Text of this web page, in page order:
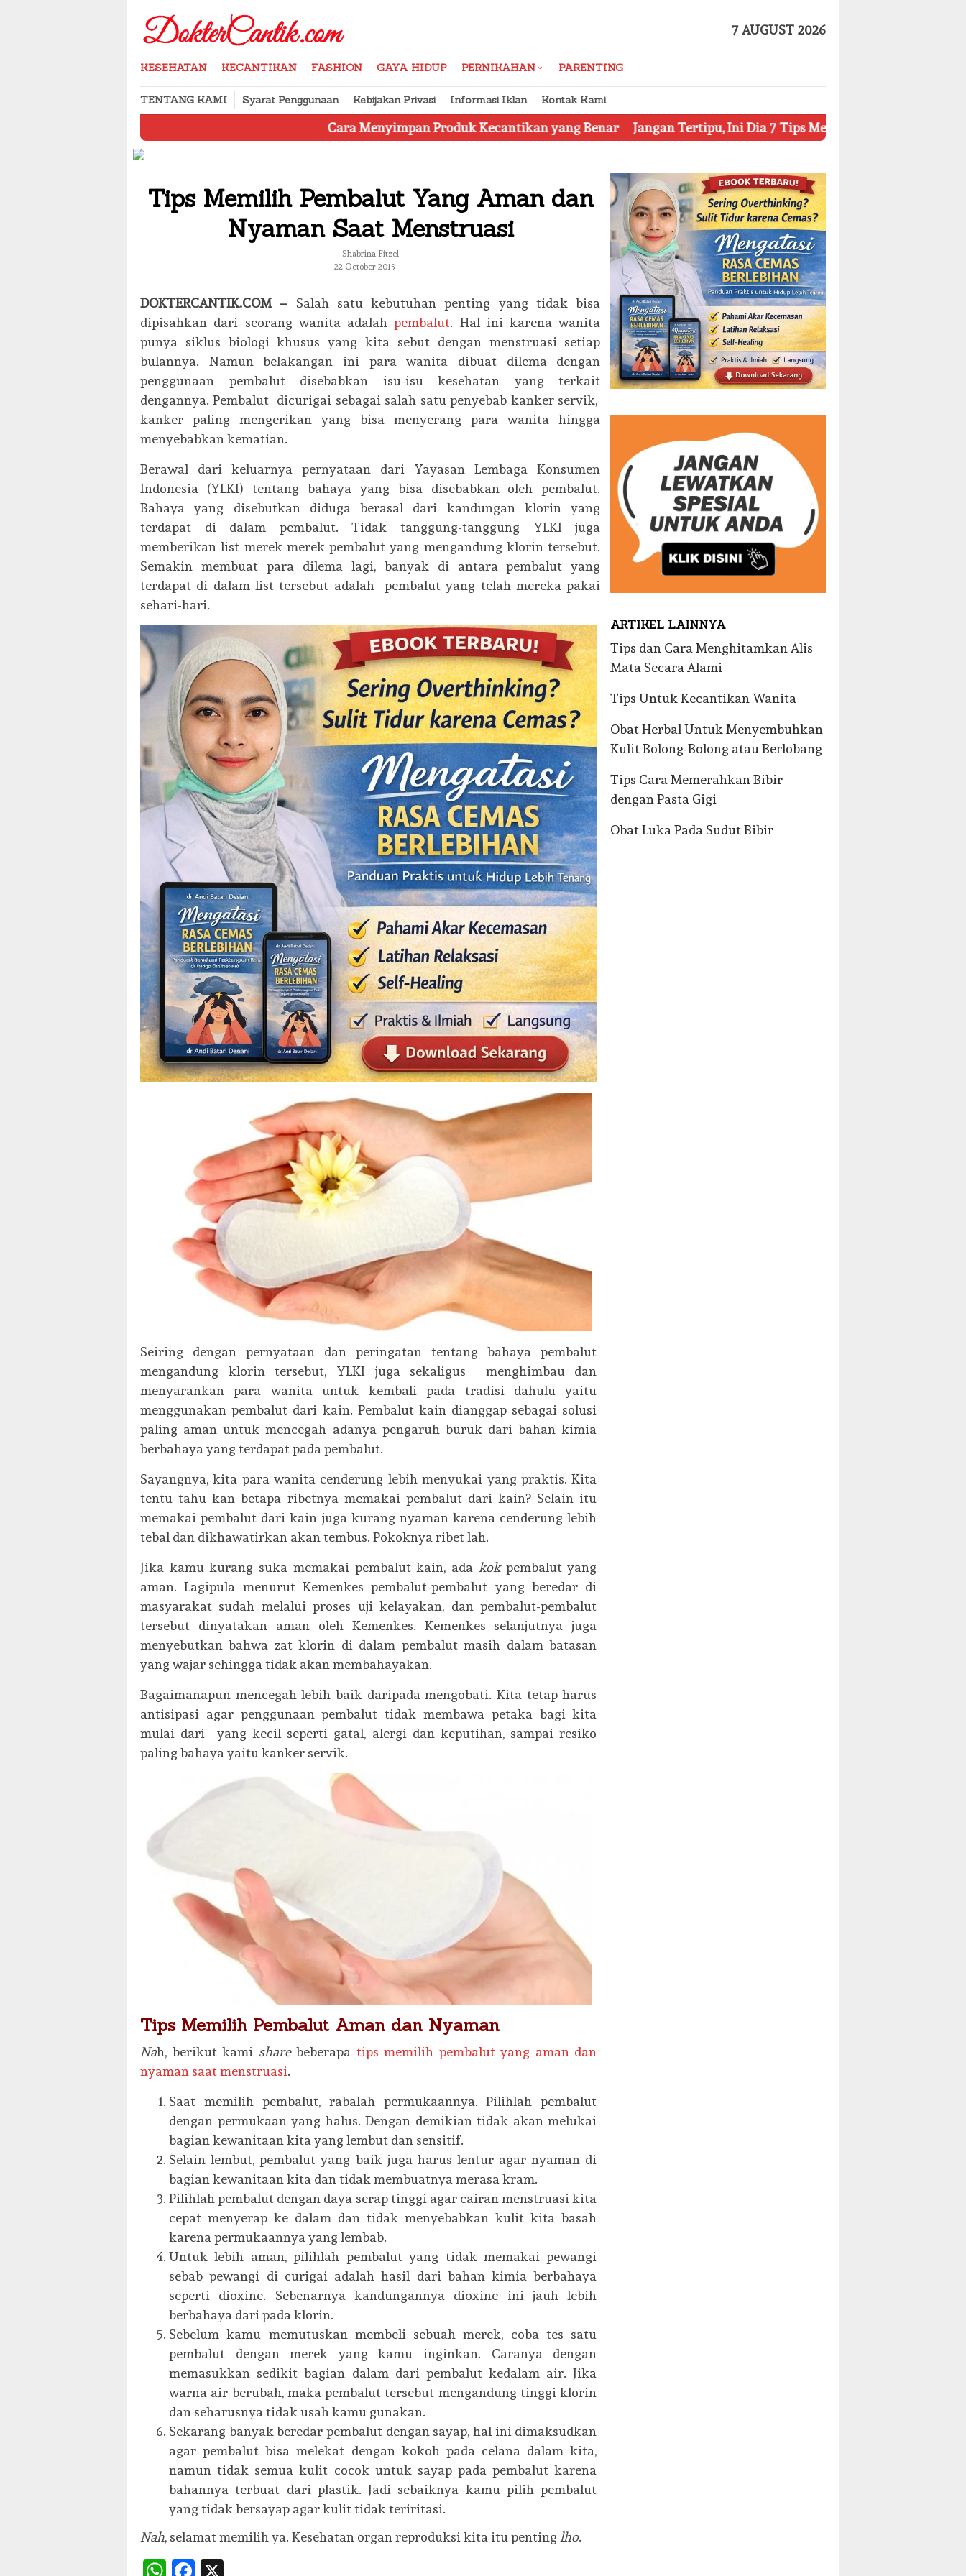
content
7 AUGUST 2026
KESEHATAN KECANTIKAN FASHION GAYA HIDUP PERNIKAHAN PARENTING
TENTANG KAMI Syarat Penggunaan Kebijakan Privasi Informasi Iklan Kontak Kami
Cara Menyimpan Produk Kecantikan yang Benar Jangan Tertipu, Ini Dia 7 Tips Mengetahui Kosmetik Palsu
Tips Memilih Pembalut Yang Aman dan
Nyaman Saat Menstruasi
Shabrina Fitzel
22 October 2015
DOKTERCANTIK.COM – Salah satu kebutuhan penting yang tidak bisa
dipisahkan dari seorang wanita adalahpembalut. Hal ini karena wanita
punya siklus biologi khusus yang kita sebut dengan menstruasi setiap
bulannya. Namun belakangan ini para wanita dibuat dilema dengan
penggunaan pembalut disebabkan isu-isu kesehatan yang terkait
dengannya. Pembalut dicurigai sebagai salah satu penyebab kanker servik,
kanker paling mengerikan yang bisa menyerang para wanita hingga
menyebabkan kematian.
Berawal dari keluarnya pernyataan dari Yayasan Lembaga Konsumen
Indonesia (YLKI) tentang bahaya yang bisa disebabkan oleh pembalut.
Bahaya yang disebutkan diduga berasal dari kandungan klorin yang
terdapat di dalam pembalut. Tidak tanggung-tanggung YLKI juga
memberikan list merek-merek pembalut yang mengandung klorin tersebut.
Semakin membuat para dilema lagi, banyak di antara pembalut yang
terdapat di dalam list tersebut adalah pembalut yang telah mereka pakai
sehari-hari.
Seiring dengan pernyataan dan peringatan tentang bahaya pembalut
mengandung klorin tersebut, YLKI juga sekaligus menghimbau dan
menyarankan para wanita untuk kembali pada tradisi dahulu yaitu
menggunakan pembalut dari kain. Pembalut kain dianggap sebagai solusi
paling aman untuk mencegah adanya pengaruh buruk dari bahan kimia
berbahaya yang terdapat pada pembalut.
Sayangnya, kita para wanita cenderung lebih menyukai yang praktis. Kita
tentu tahu kan betapa ribetnya memakai pembalut dari kain? Selain itu
memakai pembalut dari kain juga kurang nyaman karena cenderung lebih
tebal dan dikhawatirkan akan tembus. Pokoknya ribet lah.
Jika kamu kurang suka memakai pembalut kain, ada kokpembalut yang
aman. Lagipula menurut Kemenkes pembalut-pembalut yang beredar di
masyarakat sudah melalui proses uji kelayakan, dan pembalut-pembalut
tersebut dinyatakan aman oleh Kemenkes. Kemenkes selanjutnya juga
menyebutkan bahwa zat klorin di dalam pembalut masih dalam batasan
yang wajar sehingga tidak akan membahayakan.
Bagaimanapun mencegah lebih baik daripada mengobati. Kita tetap harus
antisipasi agar penggunaan pembalut tidak membawa petaka bagi kita
mulai dari yang kecil seperti gatal, alergi dan keputihan, sampai resiko
paling bahaya yaitu kanker servik.
Tips Memilih Pembalut Aman dan Nyaman
Nah, berikut kami sharebeberapa tips memilih pembalut yang aman dan
nyaman saat menstruasi.
Saat memilih pembalut, rabalah permukaannya. Pilihlah pembalut
dengan permukaan yang halus. Dengan demikian tidak akan melukai
bagian kewanitaan kita yang lembut dan sensitif.
Selain lembut, pembalut yang baik juga harus lentur agar nyaman di
bagian kewanitaan kita dan tidak membuatnya merasa kram.
Pilihlah pembalut dengan daya serap tinggi agar cairan menstruasi kita
cepat menyerap ke dalam dan tidak menyebabkan kulit kita basah
karena permukaannya yang lembab.
Untuk lebih aman, pilihlah pembalut yang tidak memakai pewangi
sebab pewangi di curigai adalah hasil dari bahan kimia berbahaya
seperti dioxine. Sebenarnya kandungannya dioxine ini jauh lebih
berbahaya dari pada klorin.
Sebelum kamu memutuskan membeli sebuah merek, coba tes satu
pembalut dengan merek yang kamu inginkan. Caranya dengan
memasukkan sedikit bagian dalam dari pembalut kedalam air. Jika
warna air berubah, maka pembalut tersebut mengandung tinggi klorin
dan seharusnya tidak usah kamu gunakan.
Sekarang banyak beredar pembalut dengan sayap, hal ini dimaksudkan
agar pembalut bisa melekat dengan kokoh pada celana dalam kita,
namun tidak semua kulit cocok untuk sayap pada pembalut karena
bahannya terbuat dari plastik. Jadi sebaiknya kamu pilih pembalut
yang tidak bersayap agar kulit tidak teriritasi.
Nah, selamat memilih ya. Kesehatan organ reproduksi kita itu penting lho.
ARTIKEL LAINNYA
Tips dan Cara Menghitamkan Alis
Mata Secara Alami
Tips Untuk Kecantikan Wanita
Obat Herbal Untuk Menyembuhkan
Kulit Bolong-Bolong atau Berlobang
Tips Cara Memerahkan Bibir
dengan Pasta Gigi
Obat Luka Pada Sudut Bibir